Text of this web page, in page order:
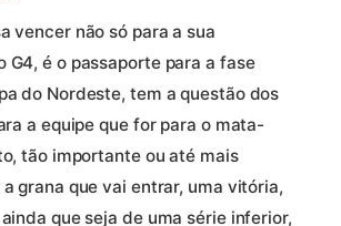
vencer não só para a sua
G4, é o passaporte para a fase
do Nordeste, tem a questão dos
a equipe que for para o mata-
tão importante ou até mais
grana que vai entrar, uma vitória,
que seja de uma série inferior,